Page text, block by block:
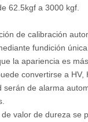
ultrasónico
62.5kgf a 3000 kgf.
de calibración
fundición
la apariencia es
convertirse a HV,
de alarma
valor de dureza se